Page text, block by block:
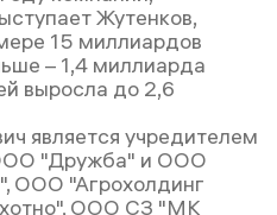
Жутенков,
15 миллиардов
– 1,4 миллиарда
выросла до 2,6
является учредителем
"Дружба" и ООО
ООО "Агрохолдинг
ООО СЗ "МК